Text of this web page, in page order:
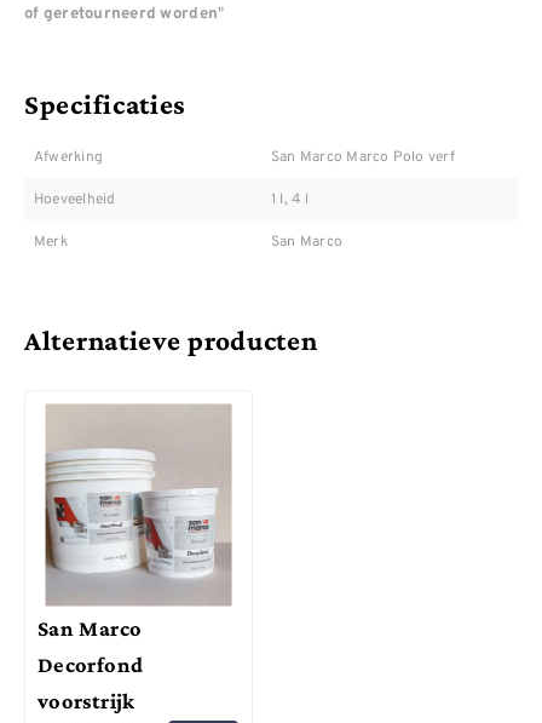
of geretourneerd worden"
Specificaties
Afwerking San Marco Marco Polo verf
Hoeveelheid 1 l, 4 l
Merk San Marco
Alternatieve producten
San Marco
Decorfond
voorstrijk